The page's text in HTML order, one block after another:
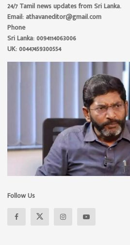
24/7 Tamil news updates from Sri Lanka.
Email: athavaneditor@gmail.com
Phone
Sri Lanka: 0094114063006
UK: 00447459300554
Follow Us